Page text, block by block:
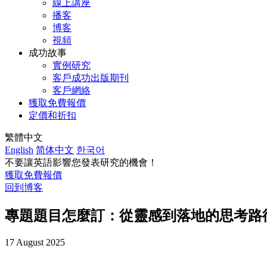
線上講座
播客
博客
視頻
成功故事
實例研究
客戶成功出版期刊
客戶網絡
獲取免費報價
定價和折扣
繁體中文
English 简体中文 한국어
不要讓英語影響您發表研究的機會！
獲取免費報價
回到博客
專題題目怎麼訂：從靈感到落地的思考路
17 August 2025